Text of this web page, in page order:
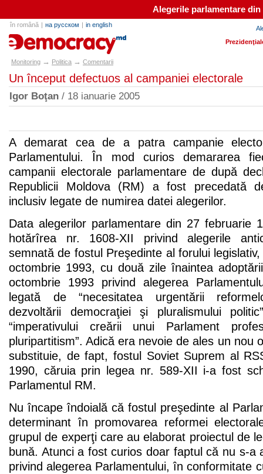
Alegerile parlamentare
în română | на русском | in english
e-democracy.md
Monitoring → Politica → Comentarii
Un început defectuos al campaniei electorale
Igor Boţan / 18 ianuarie 2005
A demarat cea de a patra campanie
Parlamentului. În mod curios demararea
campanii electorale parlamentare de după
Republicii Moldova (RM) a fost precedată
inclusiv legate de numirea datei alegerilor.
Data alegerilor parlamentare din 27 februarie
hotărîrea nr. 1608-XII privind alegerile
semnată de fostul Preşedinte al forului
octombrie 1993, cu două zile înaintea
octombrie 1993 privind alegerea
legată de “necesitatea urgentării
dezvoltării democraţiei şi pluralismului
“imperativului creării unui Parlament
pluripartitism”. Adică era nevoie de ales un nou
substituie, de fapt, fostul Soviet Suprem al
1990, căruia prin legea nr. 589-XII i-a fost
Parlamentul RM.
Nu încape îndoială că fostul preşedinte al
determinant în promovarea reformei
grupul de experţi care au elaborat proiectul de
bună. Atunci a fost curios doar faptul că nu s-a
privind alegerea Parlamentului, în conformitate